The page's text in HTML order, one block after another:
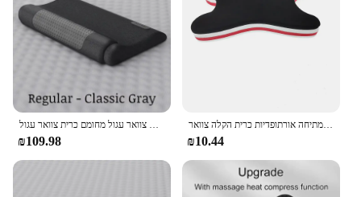
תיקון כרית צוואר מיוחד לשפר את שינה צוואר עגול מחומם כרית צוואר עגול
₪109.98
חם צוואר אלונקה מתיחת צוואר הרחם כרית בית צוואר הרחם גרירה צינור מכשירי צוואר מתיחה אורתופדיות כרית הקלה צוואר
₪10.44